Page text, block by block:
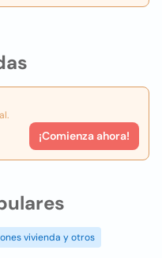
¡Comienza ahora!
vivienda y otros